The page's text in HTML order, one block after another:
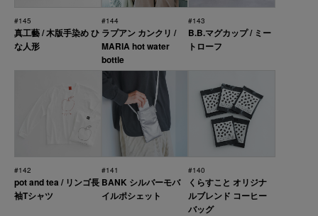
#145
真工藝 / 木版手染め ひ
な人形
#144
ラプアン カンクリ /
MARIA hot water
bottle
#143
B.B.マグカップ / ミー
トローフ
#142
pot and tea / リンゴ長
袖Tシャツ
#141
BANK シルバーモバ
イルポシェット
#140
くらすこと オリジナ
ルブレンド コーヒー
バッグ